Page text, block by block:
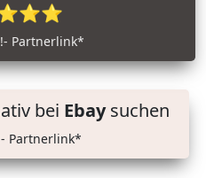
Partnerlink*
bei Ebaysuchen
Partnerlink*